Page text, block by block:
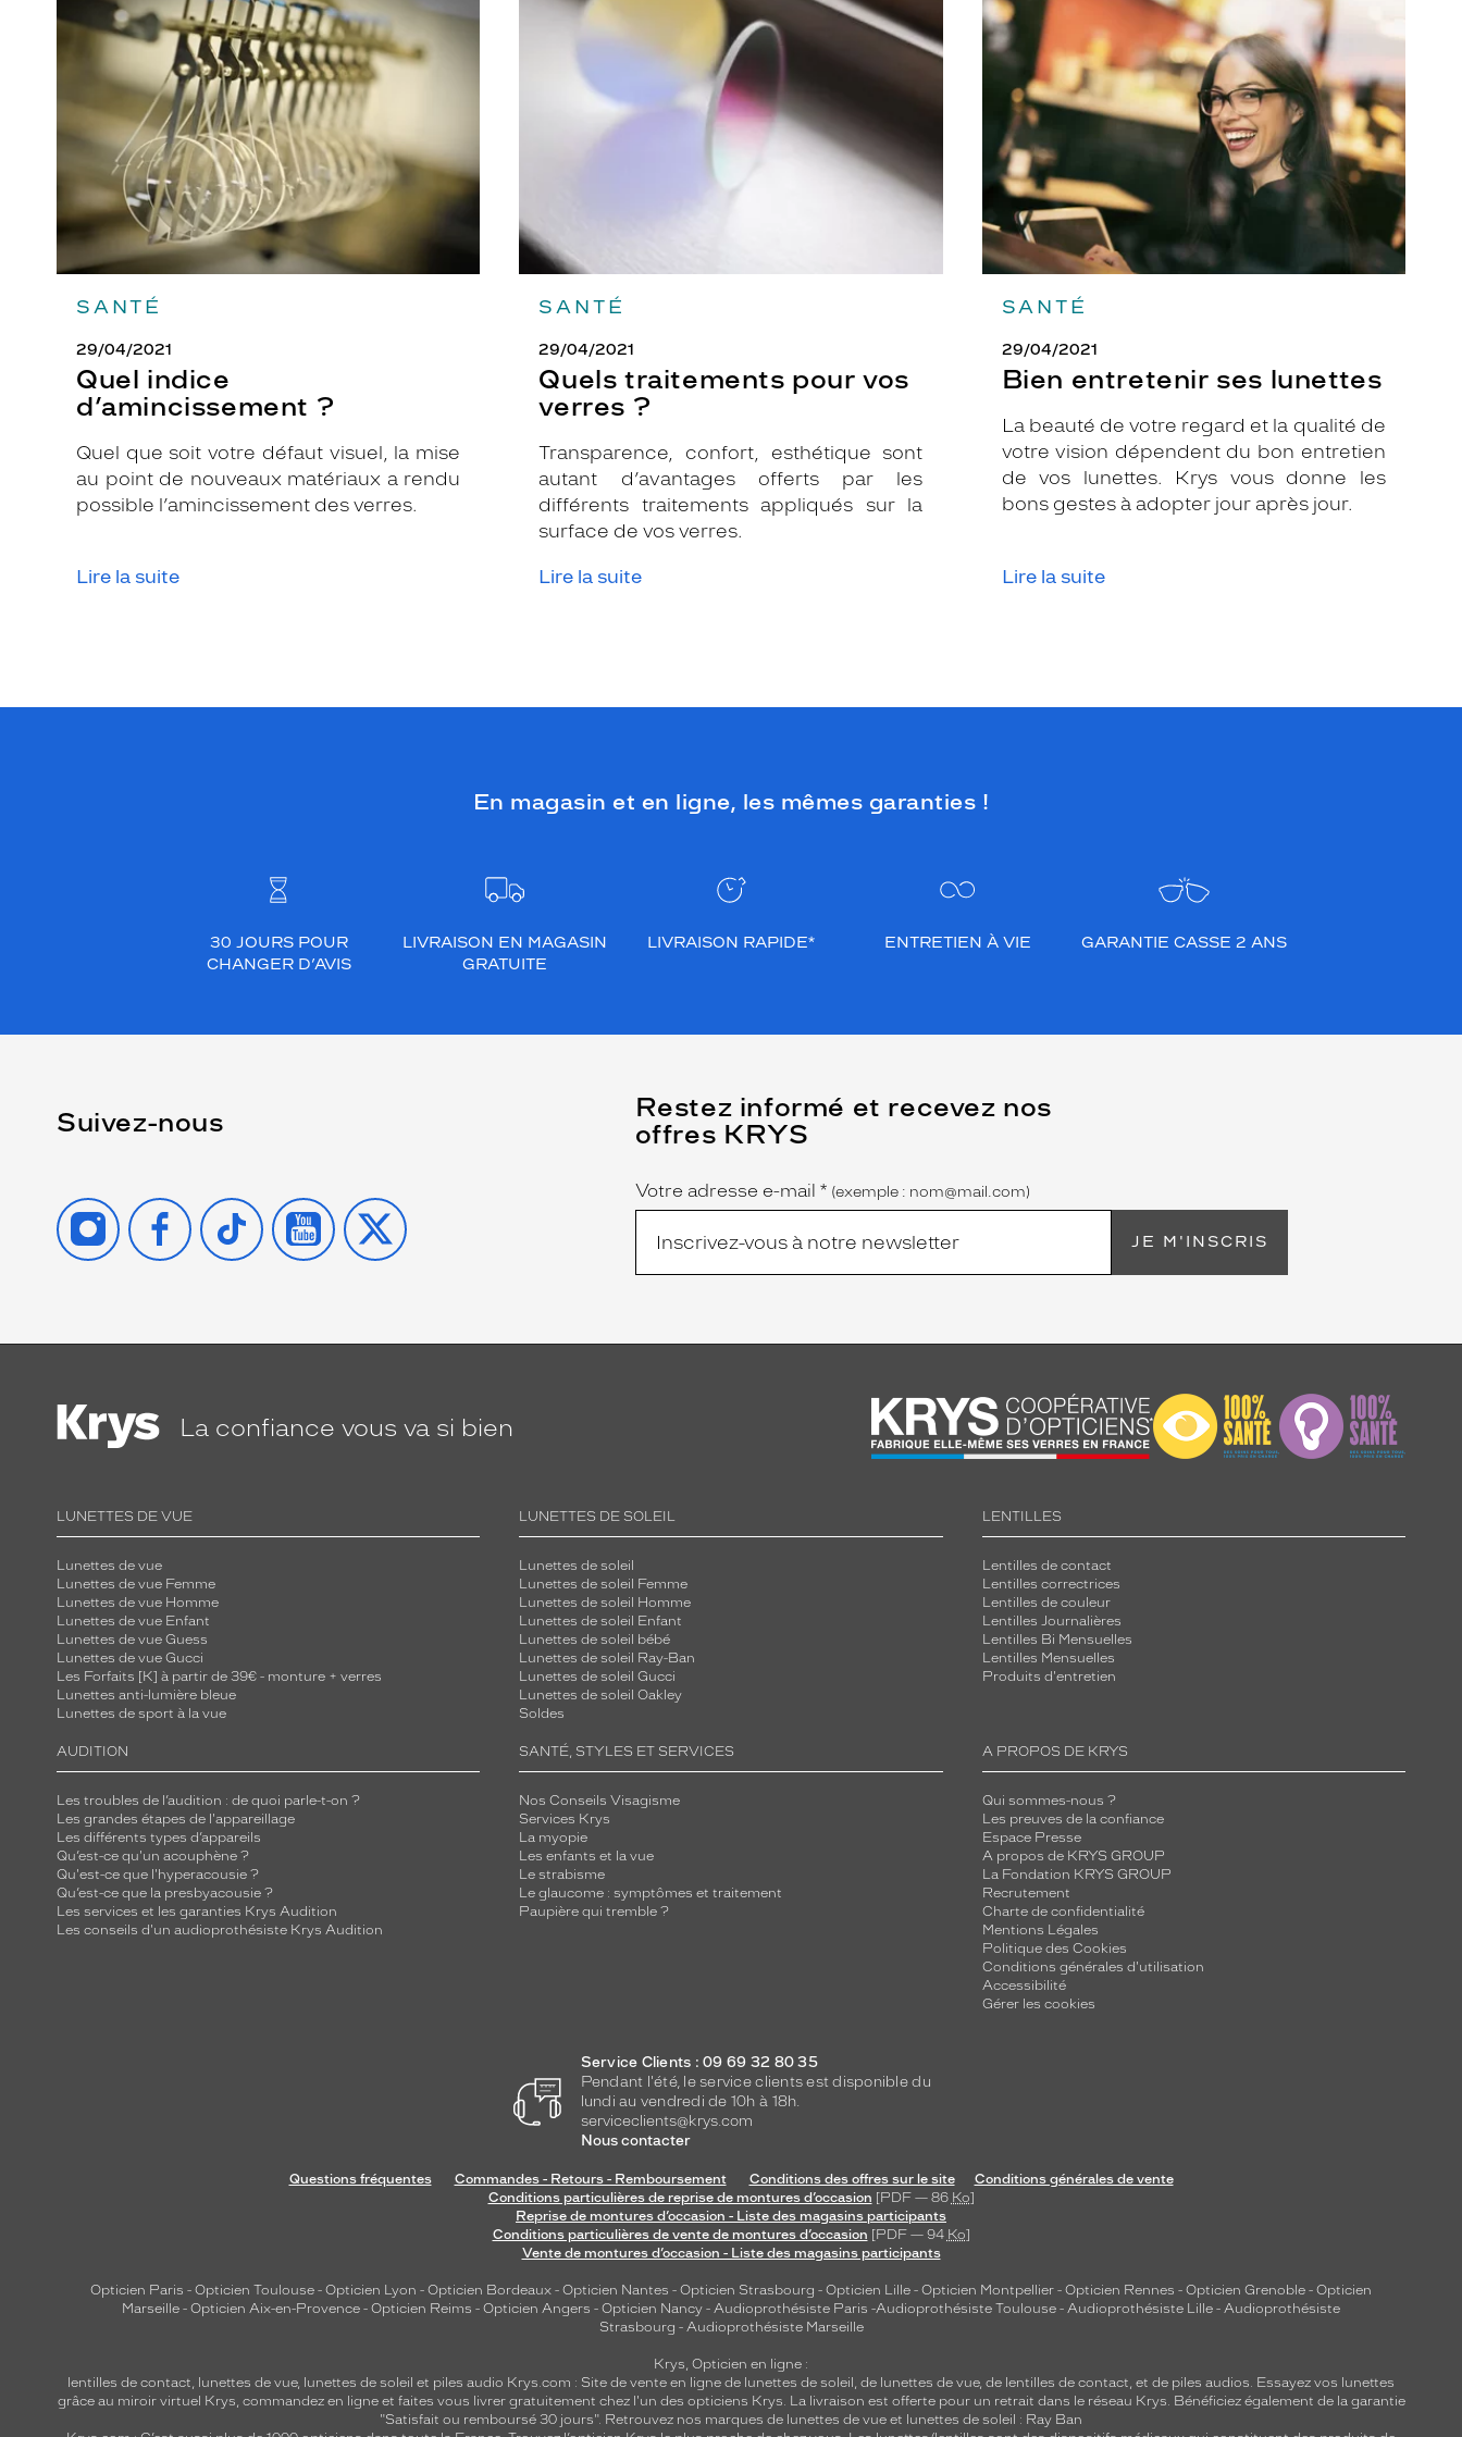
SANTÉ
29/04/2021
Quel indice
d’amincissement ?
Quel que soit votre défaut visuel, la mise
au point de nouveaux matériaux a rendu
possible l’amincissement des verres.
Lire la suite
indice
d’amincissement
SANTÉ
29/04/2021
Quels traitements pour vos
verres ?
Transparence, confort, esthétique sont
autant d’avantages offerts par les
différents traitements appliqués sur la
surface de vos verres.
Lire la suite
traitements
SANTÉ
29/04/2021
Bien entretenir ses lunettes
La beauté de votre regard et la qualité de
votre vision dépendent du bon entretien
de vos lunettes. Krys vous donne les
bons gestes à adopter jour après jour.
Lire la suite
entretenir
ses
lunettes
En magasin et en ligne, les mêmes garanties !
30 JOURS POUR
CHANGER D’AVIS
LIVRAISON EN MAGASIN
GRATUITE
LIVRAISON RAPIDE* ENTRETIEN À VIE GARANTIE CASSE 2 ANS
Suivez-nous
INSTAGRAMFACEBOOK
TIKTOK YOUTUBE
X
Restez informé et recevez nos
offres KRYS
Name
Votre adresse e-mail *
(Ce
champ
est
obligatoire)
(exemple : nom@mail.com)
JE M'INSCRIS
La confiance vous va si bien
LUNETTES DE VUE
Lunettes de vue
Lunettes de vue Femme
Lunettes de vue Homme
Lunettes de vue Enfant
Lunettes de vue Guess
Lunettes de vue Gucci
Les Forfaits [K] à partir de 39€ - monture + verres
Lunettes anti-lumière bleue
Lunettes de sport à la vue
LUNETTES DE SOLEIL
Lunettes de soleil
Lunettes de soleil Femme
Lunettes de soleil Homme
Lunettes de soleil Enfant
Lunettes de soleil bébé
Lunettes de soleil Ray-Ban
Lunettes de soleil Gucci
Lunettes de soleil Oakley
Soldes
LENTILLES
Lentilles de contact
Lentilles correctrices
Lentilles de couleur
Lentilles Journalières
Lentilles Bi Mensuelles
Lentilles Mensuelles
Produits d'entretien
AUDITION
Les troubles de l’audition : de quoi parle-t-on ?
Les grandes étapes de l'appareillage
Les différents types d’appareils
Qu’est-ce qu'un acouphène ?
Qu'est-ce que l'hyperacousie ?
Qu’est-ce que la presbyacousie ?
Les services et les garanties Krys Audition
Les conseils d'un audioprothésiste Krys Audition
SANTÉ, STYLES ET SERVICES
Nos Conseils Visagisme
Services Krys
La myopie
Les enfants et la vue
Le strabisme
Le glaucome : symptômes et traitement
Paupière qui tremble ?
A PROPOS DE KRYS
Qui sommes-nous ?
Les preuves de la confiance
Espace Presse
A propos de KRYS GROUP
La Fondation KRYS GROUP
Recrutement
Charte de confidentialité
Mentions Légales
Politique des Cookies
Conditions générales d'utilisation
Accessibilité
Gérer les cookies
Service Clients : 09 69 32 80 35
Pendant l'été, le service clients est disponible du
lundi au vendredi de 10h à 18h.
serviceclients@krys.com
Nous contacter
Questions fréquentes Commandes - Retours - Remboursement Conditions des offres sur le site
Conditions générales de vente
Conditions particulières de reprise de montures d’occasion [PDF — 86 Ko]
Reprise de montures d’occasion - Liste des magasins participants
Conditions particulières de vente de montures d’occasion [PDF — 94 Ko]
Vente de montures d’occasion - Liste des magasins participants
Opticien Paris - Opticien Toulouse - Opticien Lyon - Opticien Bordeaux - Opticien Nantes - Opticien Strasbourg - Opticien Lille - Opticien Montpellier - Opticien Rennes - Opticien Grenoble - Opticien
Marseille - Opticien Aix-en-Provence - Opticien Reims - Opticien Angers - Opticien Nancy - Audioprothésiste Paris -Audioprothésiste Toulouse - Audioprothésiste Lille - Audioprothésiste
Strasbourg - Audioprothésiste Marseille
Krys, Opticien en ligne :
lentilles de contact, lunettes de vue, lunettes de soleil et piles audio Krys.com : Site de vente en ligne de lunettes de soleil, de lunettes de vue, de lentilles de contact, et de piles audios. Essayez vos lunettes
grâce au miroir virtuel Krys, commandez en ligne et faites vous livrer gratuitement chez l'un des opticiens Krys. La livraison est offerte pour un retrait dans le réseau Krys. Bénéficiez également de la garantie
"Satisfait ou remboursé 30 jours". Retrouvez nos marques de lunettes de vue et lunettes de soleil : Ray Ban